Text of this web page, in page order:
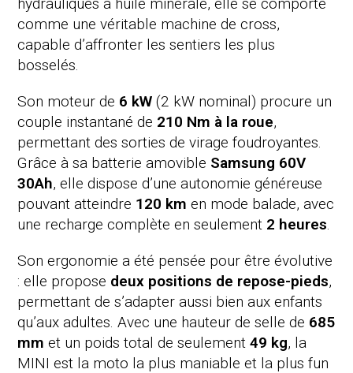
comme une véritable machine de cross,
capable d’affronter les sentiers les plus
bosselés.
Son moteur de 6 kW (2 kW nominal) procure un
couple instantané de 210 Nm à la roue,
permettant des sorties de virage foudroyantes.
Grâce à sa batterie amovible Samsung 60V
30Ah, elle dispose d’une autonomie généreuse
pouvant atteindre 120 km en mode balade, avec
une recharge complète en seulement 2 heures.
Son ergonomie a été pensée pour être évolutive
: elle propose deux positions de repose-pieds,
permettant de s’adapter aussi bien aux enfants
qu’aux adultes. Avec une hauteur de selle de 685
mm et un poids total de seulement49 kg, la
MINI est la moto la plus maniable et la plus fun